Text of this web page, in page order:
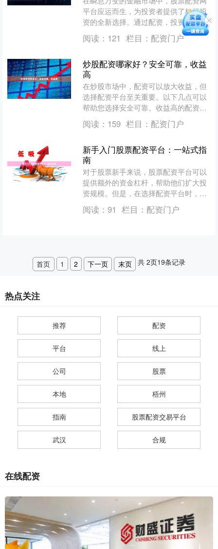
平台应运而生，为投资者提供了杠杆投
资的全新选择。通过配资，投资者可以
放大资金规模，提升投资收益率。 股票
配资网平台提供便捷、高....
阅读： 121 栏目： 配资门户
炒股配资哪家好？安全可靠，收益
高
在炒股市场中，配资可以放大收益，但
选择配资平台至关重要。以下几点可以
帮助您选择安全可靠、收益高的配资平
台： **1. 监管合规：**选择受监管的平
台，确保其合法....
阅读： 159 栏目： 配资门户
新手入门股票配资平台：一站式指
南
对于股票新手来说，股票配资平台可以
提供额外的资金杠杆，帮助他们扩大投
资规模。但是，在选择配资平台时，新
手需要谨慎，并遵循以下一站式指南：
**1. 了解配资原理....
阅读： 91 栏目： 配资门户
首页 1 2 下一页 末页 共 2页19条记录
热点关注
推荐 配资
平台 线上
公司 股票
本地 梧州
指南 股票配资交易平台
武汉 合规
在线配资